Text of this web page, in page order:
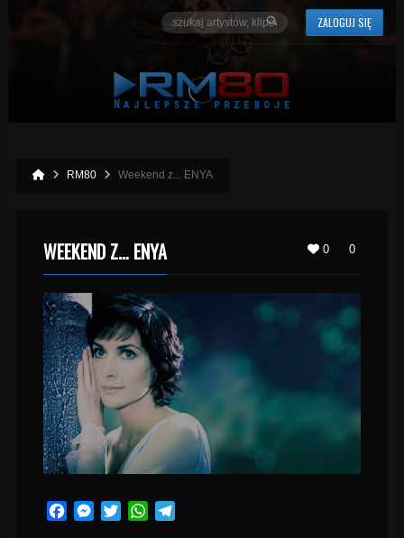
ZALOGUJ SIĘ
RM80 Weekend z... ENYA
0 0
WEEKEND Z… ENYA
FacebookMessenger
TwitterWhatsApp